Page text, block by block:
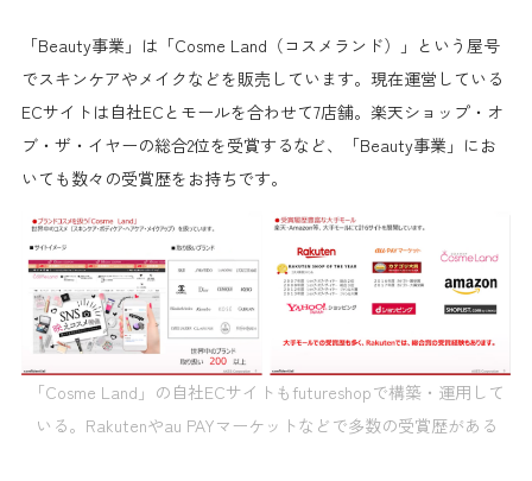
「Beauty事業」は「Cosme Land（コスメランド）」という屋号
でスキンケアやメイクなどを販売しています。現在運営している
ECサイトは自社ECとモールを合わせて7店舗。楽天ショップ・オ
ブ・ザ・イヤーの総合2位を受賞するなど、「Beauty事業」にお
いても数々の受賞歴をお持ちです。
「Cosme Land」の自社ECサイトもfutureshopで構築・運用して
いる。Rakutenやau PAYマーケットなどで多数の受賞歴がある